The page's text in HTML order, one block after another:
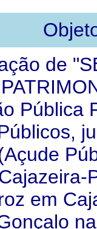
de
Pública
em